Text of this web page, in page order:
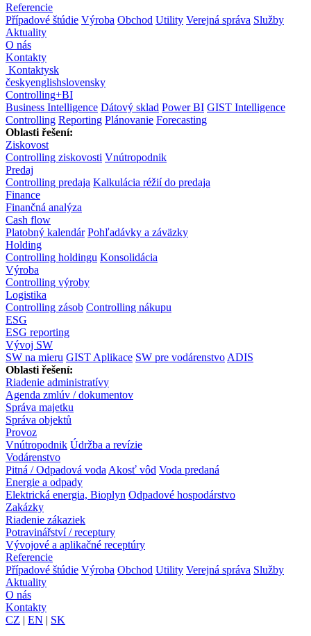
Referencie
Případové štúdie Výroba Obchod Utility Verejná správa Služby
Aktuality
O nás
Kontakty
Kontaktysk
českyenglishslovensky
Controlling+BI
Business Intelligence Dátový sklad Power BI GIST Intelligence
Controlling Reporting Plánovanie Forecasting
Oblasti řešení:
Ziskovost
Controlling ziskovosti Vnútropodnik
Predaj
Controlling predaja Kalkulácia réžií do predaja
Finance
Finančná analýza
Cash flow
Platobný kalendár Pohľadávky a záväzky
Holding
Controlling holdingu Konsolidácia
Výroba
Controlling výroby
Logistika
Controlling zásob Controlling nákupu
ESG
ESG reporting
Vývoj SW
SW na mieru GIST Aplikace SW pre vodárenstvo ADIS
Oblasti řešení:
Riadenie administratívy
Agenda zmlúv / dokumentov
Správa majetku
Správa objektů
Provoz
Vnútropodnik Údržba a revízie
Vodárenstvo
Pitná / Odpadová voda Akosť vôd Voda predaná
Energie a odpady
Elektrická energia, Bioplyn Odpadové hospodárstvo
Zakázky
Riadenie zákaziek
Potravinářství / receptury
Vývojové a aplikačné receptúry
Referencie
Případové štúdie Výroba Obchod Utility Verejná správa Služby
Aktuality
O nás
Kontakty
CZ | EN | SK